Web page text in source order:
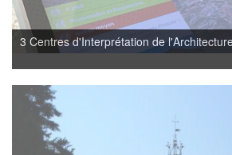
3 Centres d'Interprétation de